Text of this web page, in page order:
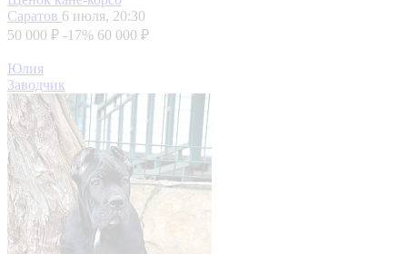
Саратов 6 июля, 20:30
50 000 ₽ -17% 60 000 ₽
Юлия
Заводчик